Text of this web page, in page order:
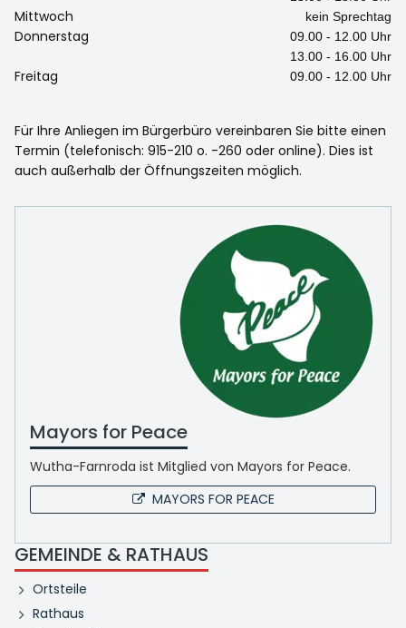
Mittwoch kein Sprechtag
Donnerstag
09.00 - 12.00 Uhr
13.00 - 16.00 Uhr
Freitag 09.00 - 12.00 Uhr
Für Ihre Anliegen im Bürgerbüro vereinbaren Sie bitte einen
Termin (telefonisch: 915-210 o. -260 oder online). Dies ist
auch außerhalb der Öffnungszeiten möglich.
Mayors for Peace
Wutha-Farnroda ist Mitglied von Mayors for Peace.
MAYORS FOR PEACE
GEMEINDE & RATHAUS
Ortsteile
Rathaus